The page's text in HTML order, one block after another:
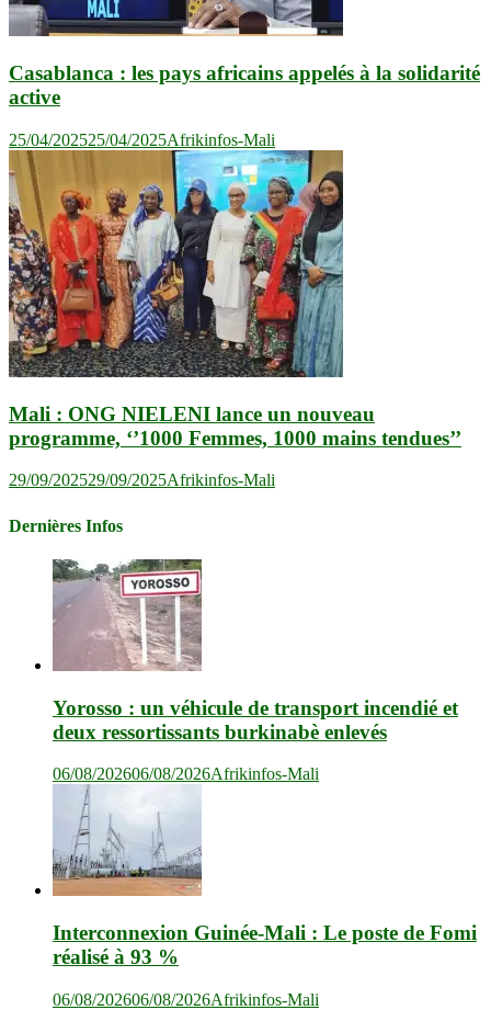
Casablanca : les pays africains appelés à la solidarité
active
25/04/202525/04/2025Afrikinfos-Mali
Mali : ONG NIELENI lance un nouveau
programme, ‘’1000 Femmes, 1000 mains tendues’’
29/09/202529/09/2025Afrikinfos-Mali
Dernières Infos
Yorosso : un véhicule de transport incendié et
deux ressortissants burkinabè enlevés
06/08/202606/08/2026Afrikinfos-Mali
Interconnexion Guinée-Mali : Le poste de Fomi
réalisé à 93 %
06/08/202606/08/2026Afrikinfos-Mali